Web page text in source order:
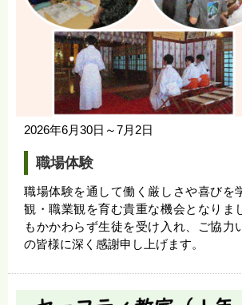
2026年6月30日～7月2日
職場体験
職場体験を通して働く厳しさや喜びを
観・職業観を育む貴重な機会となりま
もかかわらず生徒を受け入れ、ご協力
の皆様に深く感謝申し上げます。